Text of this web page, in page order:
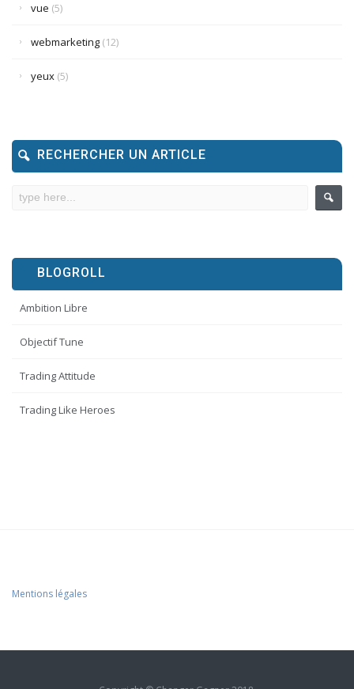
vue (5)
webmarketing (12)
yeux (5)
RECHERCHER UN ARTICLE
BLOGROLL
Ambition Libre
Objectif Tune
Trading Attitude
Trading Like Heroes
Mentions légales